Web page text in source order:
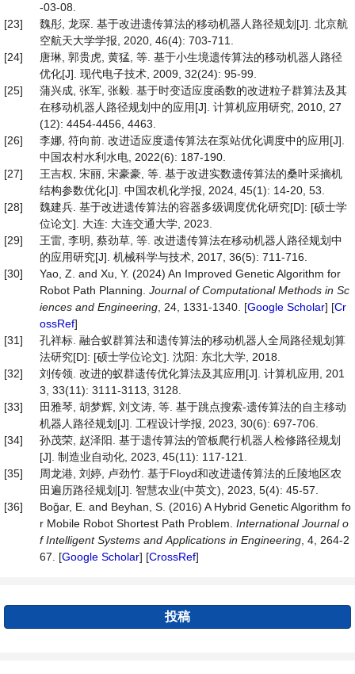
-03-08.
[23]
魏彤, 龙琛. 基于改进遗传算法的移动机器人路径规划[J]. 北京航
空航天大学学报, 2020, 46(4): 703-711.
[24]
唐琳, 郭贵虎, 黄猛, 等. 基于小生境遗传算法的移动机器人路径
优化[J]. 现代电子技术, 2009, 32(24): 95-99.
[25]
蒲兴成, 张军, 张毅. 基于时变适应度函数的改进粒子群算法及其
在移动机器人路径规划中的应用[J]. 计算机应用研究, 2010, 27
(12): 4454-4456, 4463.
[26]
李娜, 符向前. 改进适应度遗传算法在泵站优化调度中的应用[J].
中国农村水利水电, 2022(6): 187-190.
[27]
王吉权, 宋丽, 宋豪豪, 等. 基于改进实数遗传算法的桑叶采摘机
结构参数优化[J]. 中国农机化学报, 2024, 45(1): 14-20, 53.
[28]
魏建兵. 基于改进遗传算法的容器多级调度优化研究[D]: [硕士学
位论文]. 大连: 大连交通大学, 2023.
[29]
王雷, 李明, 蔡劲草, 等. 改进遗传算法在移动机器人路径规划中
的应用研究[J]. 机械科学与技术, 2017, 36(5): 711-716.
[30]
Yao, Z. and Xu, Y. (2024) An Improved Genetic Algorithm for
Robot Path Planning. Journal of Computational Methods in Sc
iences and Engineering , 24, 1331-1340. [Google Scholar] [Cr
ossRef]
[31]
孔祥标. 融合蚁群算法和遗传算法的移动机器人全局路径规划算
法研究[D]: [硕士学位论文]. 沈阳: 东北大学, 2018.
[32]
刘传领. 改进的蚁群遗传优化算法及其应用[J]. 计算机应用, 201
3, 33(11): 3111-3113, 3128.
[33]
田雅琴, 胡梦辉, 刘文涛, 等. 基于跳点搜索-遗传算法的自主移动
机器人路径规划[J]. 工程设计学报, 2023, 30(6): 697-706.
[34]
孙茂荣, 赵泽阳. 基于遗传算法的管板爬行机器人检修路径规划
[J]. 制造业自动化, 2023, 45(11): 117-121.
[35]
周龙港, 刘婷, 卢劲竹. 基于Floyd和改进遗传算法的丘陵地区农
田遍历路径规划[J]. 智慧农业(中英文), 2023, 5(4): 45-57.
[36]
Boğar, E. and Beyhan, S. (2016) A Hybrid Genetic Algorithm fo
r Mobile Robot Shortest Path Problem. International Journal o
f Intelligent Systems and Applications in Engineering , 4, 264-2
67. [Google Scholar] [CrossRef]
投稿